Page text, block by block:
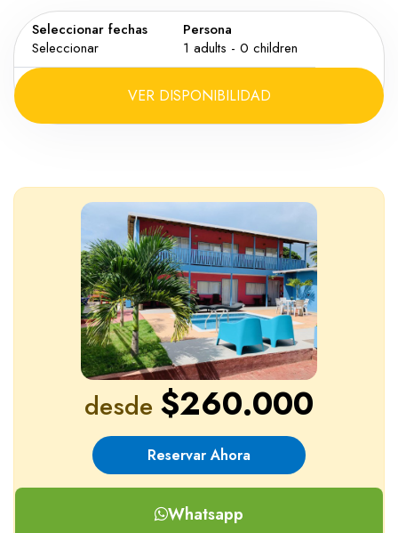
Seleccionar fechas
Seleccionar
Persona
1 adults - 0 children
Niño
VER DISPONIBILIDAD
desde $260.000
Reservar Ahora
Whatsapp